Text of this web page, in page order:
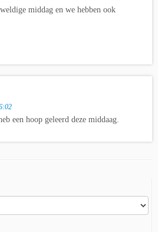
middag en we hebben ook
een hoop geleerd deze middaag.